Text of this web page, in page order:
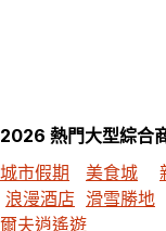
2026 熱門大型綜合
城市假期
美食城
浪漫酒店 滑雪勝地
爾夫逍遙遊